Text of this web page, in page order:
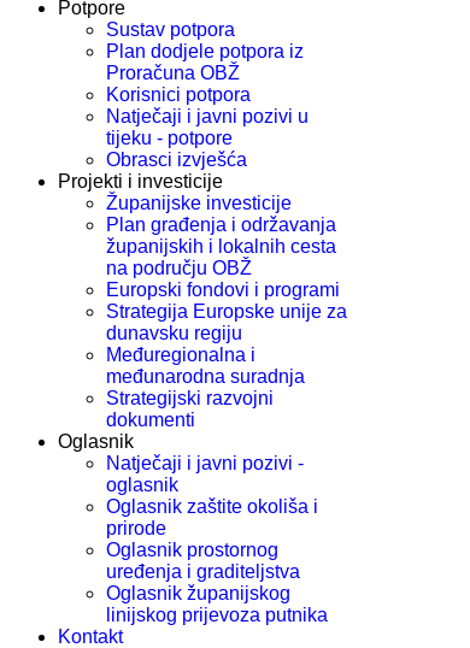
Potpore
Sustav potpora
Plan dodjele potpora iz
Proračuna OBŽ
Korisnici potpora
Natječaji i javni pozivi u
tijeku - potpore
Obrasci izvješća
Projekti i investicije
Županijske investicije
Plan građenja i održavanja
županijskih i lokalnih cesta
na području OBŽ
Europski fondovi i programi
Strategija Europske unije za
dunavsku regiju
Međuregionalna i
međunarodna suradnja
Strategijski razvojni
dokumenti
Oglasnik
Natječaji i javni pozivi -
oglasnik
Oglasnik zaštite okoliša i
prirode
Oglasnik prostornog
uređenja i graditeljstva
Oglasnik županijskog
linijskog prijevoza putnika
Kontakt